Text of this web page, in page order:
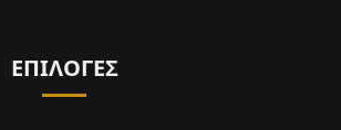
ΕΠΙΛΟΓΈΣ